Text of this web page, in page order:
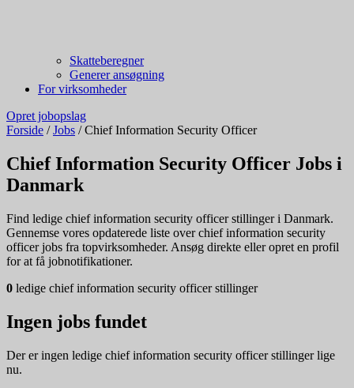
Skatteberegner
Generer ansøgning
For virksomheder
Opret jobopslag
Forside / Jobs / Chief Information Security Officer
Chief Information Security Officer Jobs i
Danmark
Find ledige chief information security officer stillinger i Danmark.
Gennemse vores opdaterede liste over chief information security
officer jobs fra topvirksomheder. Ansøg direkte eller opret en profil
for at få jobnotifikationer.
0 ledige chief information security officer stillinger
Ingen jobs fundet
Der er ingen ledige chief information security officer stillinger lige
nu.